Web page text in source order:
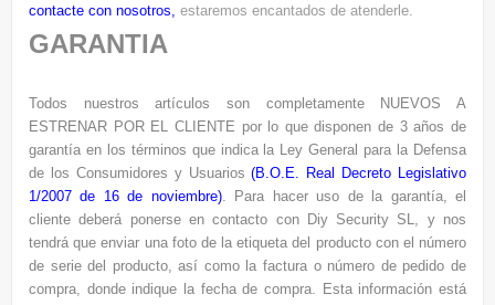
contacte con nosotros estaremos encantados de atenderle.
GARANTIA
Todos nuestros artículos son completamente NUEVOS A
ESTRENAR POR EL CLIENTE por lo que disponen de 3 años de
garantía en los términos que indica la Ley General para la Defensa
de los Consumidores y Usuarios(B.O.E. Real Decreto Legislativo
1/2007 de 16 de noviembre). Para hacer uso de la garantía, el
cliente deberá ponerse en contacto con Diy Security SL, y nos
tendrá que enviar una foto de la etiqueta del producto con el número
de serie del producto, así como la factura o número de pedido de
compra, donde indique la fecha de compra. Esta información está